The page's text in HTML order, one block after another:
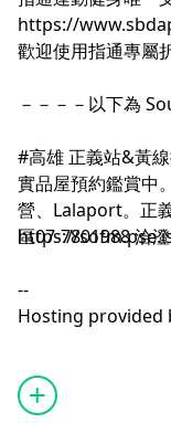
https://
歡迎使用指通專
－－－－以下為
#高雄 正義站&黃
實品屋預約鑑賞中
營、Lalaport。正
區07-
https://
--
Hosting provided